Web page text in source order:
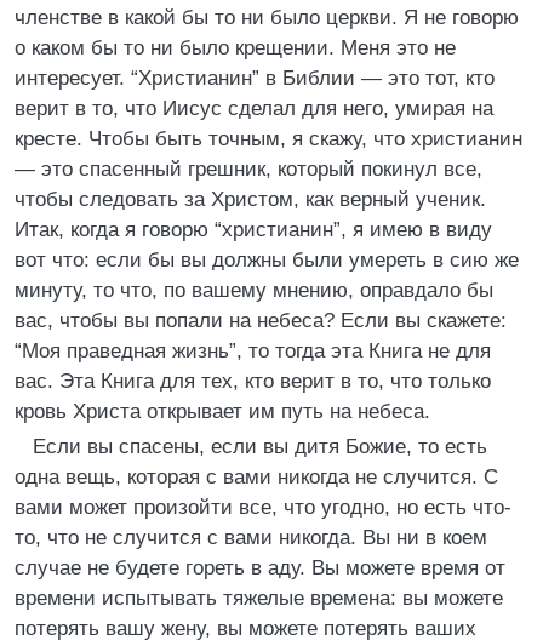
членстве в какой бы то ни было церкви. Я не говорю
о каком бы то ни было крещении. Меня это не
интересует. “Христианин” в Библии — это тот, кто
верит в то, что Иисус сделал для него, умирая на
кресте. Чтобы быть точным, я скажу, что христианин
— это спасенный грешник, который покинул все,
чтобы следовать за Христом, как верный ученик.
Итак, когда я говорю “христианин”, я имею в виду
вот что: если бы вы должны были умереть в сию же
минуту, то что, по вашему мнению, оправдало бы
вас, чтобы вы попали на небеса? Если вы скажете:
“Моя праведная жизнь”, то тогда эта Книга не для
вас. Эта Книга для тех, кто верит в то, что только
кровь Христа открывает им путь на небеса.
Если вы спасены, если вы дитя Божие, то есть
одна вещь, которая с вами никогда не случится. С
вами может произойти все, что угодно, но есть что-
то, что не случится с вами никогда. Вы ни в коем
случае не будете гореть в аду. Вы можете время от
времени испытывать тяжелые времена: вы можете
потерять вашу жену, вы можете потерять ваших